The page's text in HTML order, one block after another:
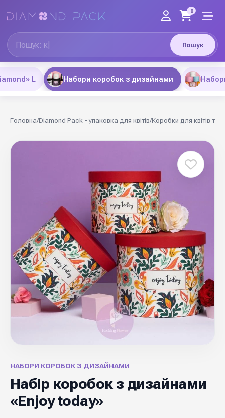
Пошук
0
L Набори коробок з дизайнами
Головна/Diamond Pack - упаковка для квітів/Коробки для квітів та
НАБОРИ КОРОБОК З ДИЗАЙНАМИ
Набір коробок з дизайнами
«Enjoy today»